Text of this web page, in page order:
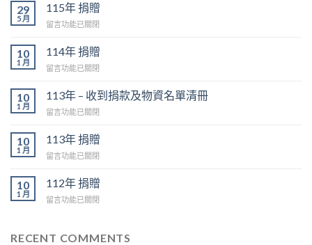
29
5 月
115年 捐贈
在
年
贈〉
留言功能已關閉
10
1 月
114年 捐贈
在
年
贈〉
留言功能已關閉
10
1 月
113年 – 收到捐款及物資名單清冊
在
年
收
捐
款
及
名
留言功能已關閉
10
1 月
113年 捐贈
在
年
贈〉
留言功能已關閉
10
1 月
112年 捐贈
在
捐
留言功能已關閉
RECENT COMMENTS